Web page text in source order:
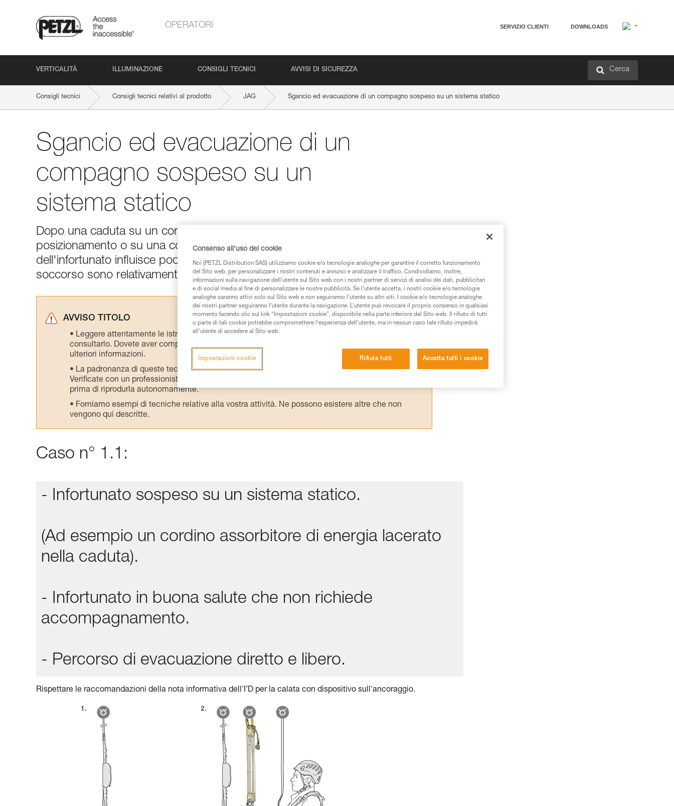
OPERATORI SERVIZIO CLIENTI DOWNLOADS
VERTICALITÀ ILLUMINAZIONE CONSIGLI TECNICI AVVISI DI SICUREZZA Cerca
Consigli tecnici Consigli tecnici relativi al prodotto JAG Sgancio ed evacuazione di un compagno sospeso su un sistema statico
Sgancio ed evacuazione di un
compagno sospeso su un
sistema statico
Dopo una caduta su un cordino con assorbitore di energia, su un cordino di
posizionamento o su una corda a distanza ridotta dall'ancoraggio, il peso
dell'infortunato influisce poco sull'allungamento del sistema. Le manovre di
soccorso sono relativamente semplici.
AVVISO TITOLO
Leggere attentamente le istruzioni tecniche dei prodotti utilizzati in questo consiglio prima di
consultarlo. Dovete aver compreso le informazioni dell’istruzione tecnica per poter capire queste
ulteriori informazioni.
La padronanza di queste tecniche richiede una formazione ed un addestramento specifico.
Verificate con un professionista la vostra capacità di rifare la manovra, da soli, in piena sicurezza,
prima di riprodurla autonomamente.
Forniamo esempi di tecniche relative alla vostra attività. Ne possono esistere altre che non
vengono qui descritte.
Caso n° 1.1:
- Infortunato sospeso su un sistema statico.
(Ad esempio un cordino assorbitore di energia lacerato
nella caduta).
- Infortunato in buona salute che non richiede
accompagnamento.
- Percorso di evacuazione diretto e libero.
Rispettare le raccomandazioni della nota informativa dell'I’D per la calata con dispositivo sull'ancoraggio.
Consenso all'uso dei cookie
Noi (PETZL Distribution SAS) utilizziamo cookie e/o tecnologie analoghe per garantire il corretto funzionamento
del Sito web, per personalizzare i nostri contenuti e annunci e analizzare il traffico. Condividiamo, inoltre,
informazioni sulla navigazione dell’utente sul Sito web con i nostri partner di servizi di analisi dei dati, pubblicitari
e di social media al fine di personalizzare le nostre pubblicità. Se l’utente accetta, i nostri cookie e/o tecnologie
analoghe saranno attivi solo sul Sito web e non seguiranno l’utente su altri siti. I cookie e/o tecnologie analoghe
dei nostri partner seguiranno l’utente durante la navigazione. L’utente può revocare il proprio consenso in qualsiasi
momento facendo clic sul link “Impostazioni cookie”, disponibile nella parte inferiore del Sito web. Il rifiuto di tutti
o parte di tali cookie potrebbe compromettere l’esperienza dell’utente, ma in nessun caso tale rifiuto impedirà
all’utente di accedere al Sito web.
Rifiuta tutti Accetta tutti i cookie
Impostazioni cookie